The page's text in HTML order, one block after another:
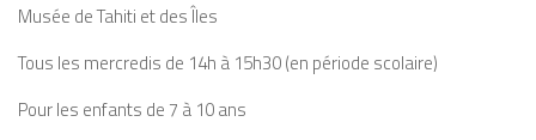
Musée de Tahiti et des Îles
Tous les mercredis de 14h à 15h30 (en période scolaire)
Pour les enfants de 7 à 10 ans